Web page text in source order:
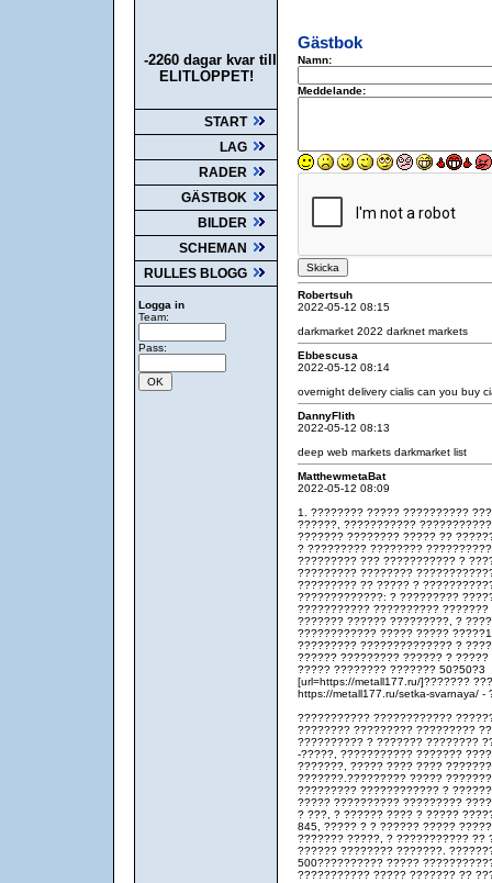
-2260 dagar kvar till
ELITLOPPET!
START
LAG
RADER
GÄSTBOK
BILDER
SCHEMAN
RULLES BLOGG
Logga in
Team:
Pass:
Gästbok
Namn:
Meddelande:
Robertsuh
2022-05-12 08:15
darkmarket 2022 darknet markets
Ebbescusa
2022-05-12 08:14
overnight delivery cialis can you buy
DannyFlith
2022-05-12 08:13
deep web markets darkmarket list
MatthewmetaBat
2022-05-12 08:09
1. ???????? ????? ??????????
??????, ???????????
??????? ???????? ????? ??
? ????????? ????????
????????? ??? ??????????? ?
????????? ????????
????????? ?? ????? ?
?????????????: ? ?????????
??????????? ??????????
??????? ?????? ?????????, ?
???????????? ????? ?????
????????? ?????????????? ?
?????? ????????? ?????? ? ?????
????? ???????? ??????? 50?50?3
[url=https://metall177.ru/]???????
https://metall177.ru/setka-svarnaya/
??????????? ????????????
???????? ????????? ?????????
?????????? ? ??????? ????????
-?????, ??????????? ???????
???????, ????? ???? ????
???????.????????? ?????
????????? ???????????? ?
????? ?????????? ?????????
? ???, ? ?????? ???? ? ?????
845, ????? ? ? ?????? ?????
??????? ?????, ? ??????????? ??
?????? ???????? ???????.
500?????????? ?????
??????????? ????? ??????? ??